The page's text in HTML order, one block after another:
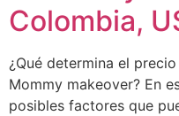
Colombia,
¿Qué determina el
Mommy makeover? En
posibles factores que